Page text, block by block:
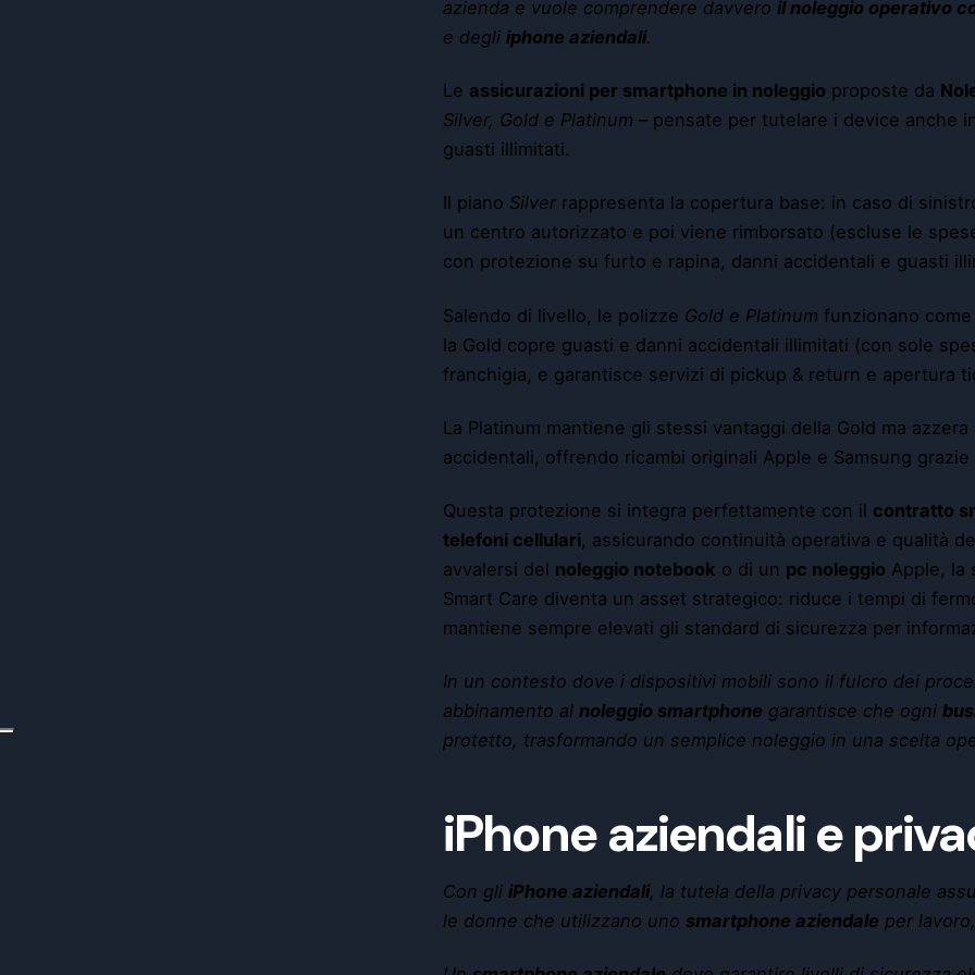
azienda e vuole comprendere davvero il noleggio operativo
e degli iphone aziendali.
Le assicurazioni per smartphone in noleggio proposte da
Silver, Gold e Platinum – pensate per tutelare i device anche
guasti illimitati.
Il piano Silverrappresenta la copertura base: in caso di
un centro autorizzato e poi viene rimborsato (escluse le
con protezione su furto e rapina, danni accidentali e guasti
Salendo di livello, le polizze Gold e Platinum funzionano
la Gold copre guasti e danni accidentali illimitati (con sole
franchigia, e garantisce servizi di pickup & return e apertura
La Platinum mantiene gli stessi vantaggi della Gold ma
accidentali, offrendo ricambi originali Apple e Samsung
Questa protezione si integra perfettamente con il contratto
telefoni cellulari, assicurando continuità operativa e qualità
avvalersi del noleggio notebook o di un pc noleggio Apple, la
Smart Care diventa un asset strategico: riduce i tempi di
mantiene sempre elevati gli standard di sicurezza per
In un contesto dove i dispositivi mobili sono il fulcro dei
abbinamento al noleggio smartphone garantisce che ogni
protetto, trasformando un semplice noleggio in una scelta
iPhone aziendali e
Con gli iPhone aziendali, la tutela della privacy personale
le donne che utilizzano uno smartphone aziendale per